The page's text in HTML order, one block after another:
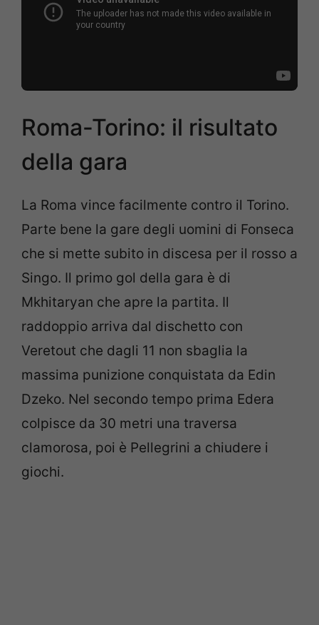
Roma-Torino: il risultato
della gara
La Roma vince facilmente contro il Torino.
Parte bene la gare degli uomini di Fonseca
che si mette subito in discesa per il rosso a
Singo. Il primo gol della gara è di
Mkhitaryan che apre la partita. Il
raddoppio arriva dal dischetto con
Veretout che dagli 11 non sbaglia la
massima punizione conquistata da Edin
Dzeko. Nel secondo tempo prima Edera
colpisce da 30 metri una traversa
clamorosa, poi è Pellegrini a chiudere i
giochi.